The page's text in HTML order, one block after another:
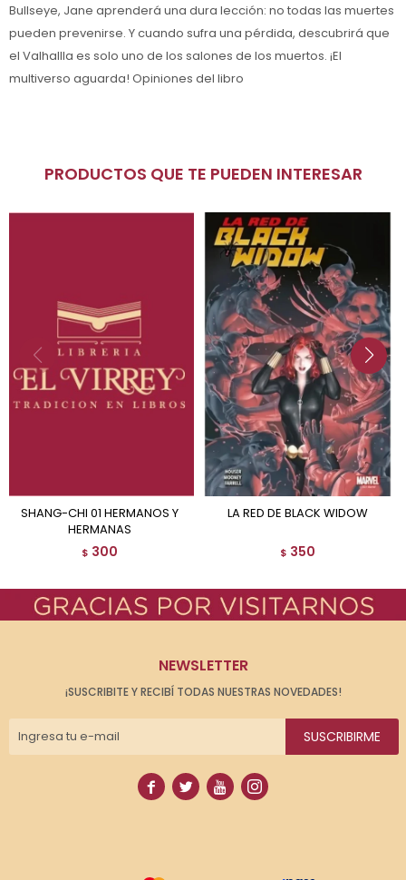
Bullseye, Jane aprenderá una dura lección: no todas las muertes
pueden prevenirse. Y cuando sufra una pérdida, descubrirá que
el Valhallla es solo uno de los salones de los muertos. ¡El
multiverso aguarda! Opiniones del libro
PRODUCTOS QUE TE PUEDEN INTERESAR
SHANG-CHI 01 HERMANOS Y
HERMANAS
$ 300
LA RED DE BLACK WIDOW
$ 350
NEWSLETTER
¡SUSCRIBITE Y RECIBÍ TODAS NUESTRAS NOVEDADES!
SUSCRIBIRME
   